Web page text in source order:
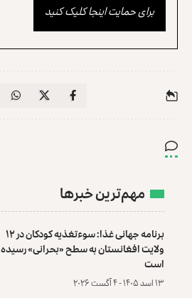
برای حمایت اینجا کلیک کنید
مهم‌ترین خبرها
برنامه جهانی غذا: سوءتغذیه کودکان در ۱۲
ولایت افغانستان به سطح «بحرانی» رسیده
است
۱۳ اسد ۱۴۰۵ - ۴ آگست ۲۰۲۶